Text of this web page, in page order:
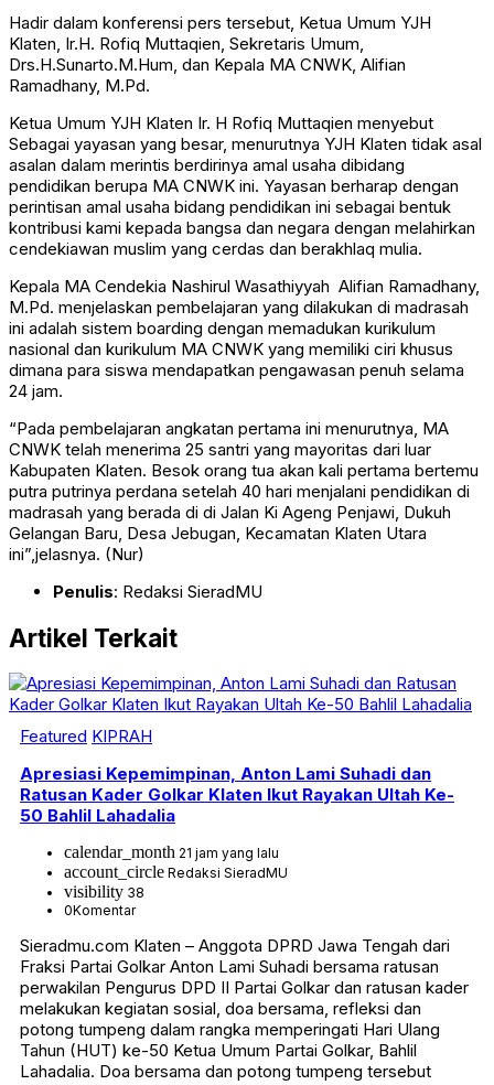
Hadir dalam konferensi pers tersebut, Ketua Umum YJH
Klaten, Ir.H. Rofiq Muttaqien, Sekretaris Umum,
Drs.H.Sunarto.M.Hum, dan Kepala MA CNWK, Alifian
Ramadhany, M.Pd.
Ketua Umum YJH Klaten Ir. H Rofiq Muttaqien menyebut
Sebagai yayasan yang besar, menurutnya YJH Klaten tidak asal
asalan dalam merintis berdirinya amal usaha dibidang
pendidikan berupa MA CNWK ini. Yayasan berharap dengan
perintisan amal usaha bidang pendidikan ini sebagai bentuk
kontribusi kami kepada bangsa dan negara dengan melahirkan
cendekiawan muslim yang cerdas dan berakhlaq mulia.
Kepala MA Cendekia Nashirul Wasathiyyah Alifian Ramadhany,
M.Pd. menjelaskan pembelajaran yang dilakukan di madrasah
ini adalah sistem boarding dengan memadukan kurikulum
nasional dan kurikulum MA CNWK yang memiliki ciri khusus
dimana para siswa mendapatkan pengawasan penuh selama
24 jam.
“Pada pembelajaran angkatan pertama ini menurutnya, MA
CNWK telah menerima 25 santri yang mayoritas dari luar
Kabupaten Klaten. Besok orang tua akan kali pertama bertemu
putra putrinya perdana setelah 40 hari menjalani pendidikan di
madrasah yang berada di di Jalan Ki Ageng Penjawi, Dukuh
Gelangan Baru, Desa Jebugan, Kecamatan Klaten Utara
ini”,jelasnya. (Nur)
Penulis: Redaksi SieradMU
Artikel Terkait
Featured KIPRAH
Apresiasi Kepemimpinan, Anton Lami Suhadi dan
Ratusan Kader Golkar Klaten Ikut Rayakan Ultah Ke-
50 Bahlil Lahadalia
calendar_month 21 jam yang lalu
account_circle Redaksi SieradMU
visibility 38
0Komentar
Sieradmu.com Klaten – Anggota DPRD Jawa Tengah dari
Fraksi Partai Golkar Anton Lami Suhadi bersama ratusan
perwakilan Pengurus DPD II Partai Golkar dan ratusan kader
melakukan kegiatan sosial, doa bersama, refleksi dan
potong tumpeng dalam rangka memperingati Hari Ulang
Tahun (HUT) ke-50 Ketua Umum Partai Golkar, Bahlil
Lahadalia. Doa bersama dan potong tumpeng tersebut